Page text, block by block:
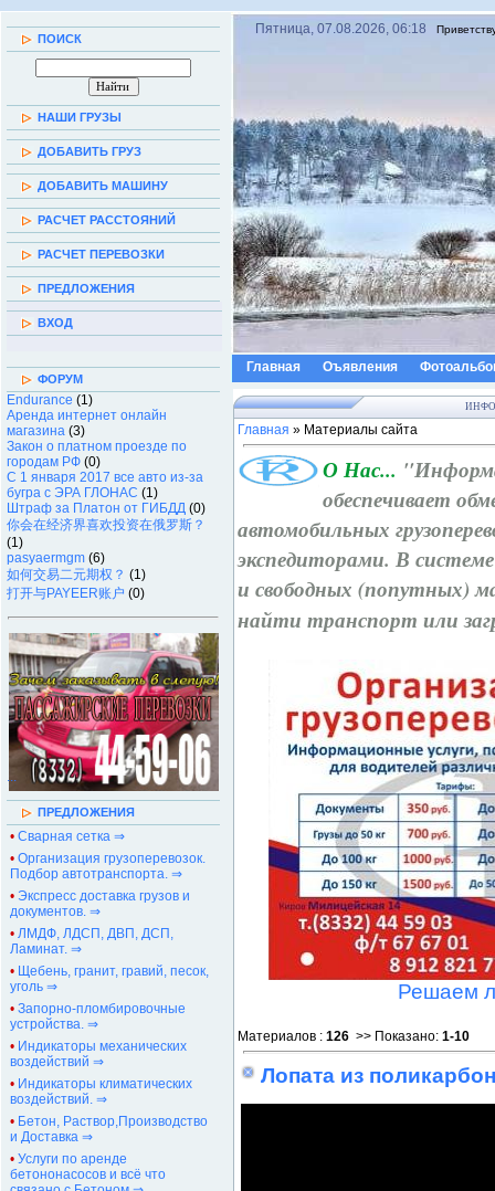
ПОИСК
НАШИ ГРУЗЫ
ДОБАВИТЬ ГРУЗ
ДОБАВИТЬ МАШИНУ
РАСЧЕТ РАССТОЯНИЙ
РАСЧЕТ ПЕРЕВОЗКИ
ПРЕДЛОЖЕНИЯ
ВХОД
ФОРУМ
Endurance (1)
Аренда интернет онлайн
магазина (3)
Закон о платном проезде по
городам РФ (0)
С 1 января 2017 все авто из-за
бугра с ЭРА ГЛОНАС (1)
Штраф за Платон от ГИБДД (0)
你会在经济界喜欢投资在俄罗斯？
(1)
pasyaermgm (6)
如何交易二元期权？ (1)
打开与PAYEER账户 (0)
...
ПРЕДЛОЖЕНИЯ
• Сварная сетка ⇒
• Организация грузоперевозок.
Подбор автотранспорта. ⇒
• Экспресс доставка грузов и
документов. ⇒
• ЛМДФ, ЛДСП, ДВП, ДСП,
Ламинат. ⇒
• Щебень, гранит, гравий, песок,
уголь ⇒
• Запорно-пломбировочные
устройства. ⇒
• Индикаторы механических
воздействий ⇒
• Индикаторы климатических
воздействий. ⇒
• Бетон, Раствор,Производство
и Доставка ⇒
• Услуги по аренде
бетононасосов и всё что
Пятница, 07.08.2026, 06:18
Главная Оъявления
Главная » Материалы сайта
О Нас...
обеспечивает
автомобильных
экспедиторами. В
и свободных (попутных)
найти транспорт или
Решаем
Материалов : 126 >> Показано: 1-10
Лопата из